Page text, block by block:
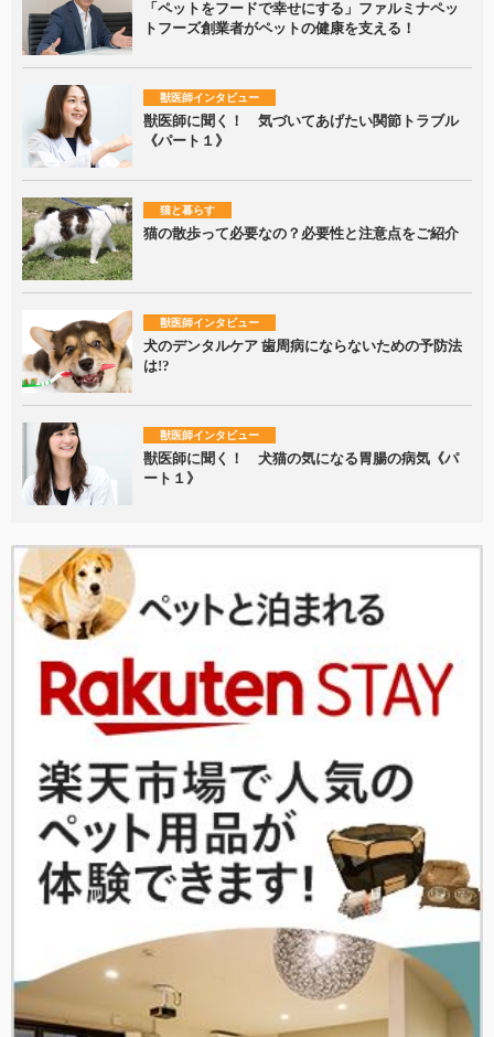
「ペットをフードで幸せにする」ファルミナペッ
トフーズ創業者がペットの健康を支える！
獣医師インタビュー
獣医師に聞く！ 気づいてあげたい関節トラブル
《パート１》
猫と暮らす
猫の散歩って必要なの？必要性と注意点をご紹介
獣医師インタビュー
犬のデンタルケア 歯周病にならないための予防法
は!?
獣医師インタビュー
獣医師に聞く！ 犬猫の気になる胃腸の病気《パ
ート１》